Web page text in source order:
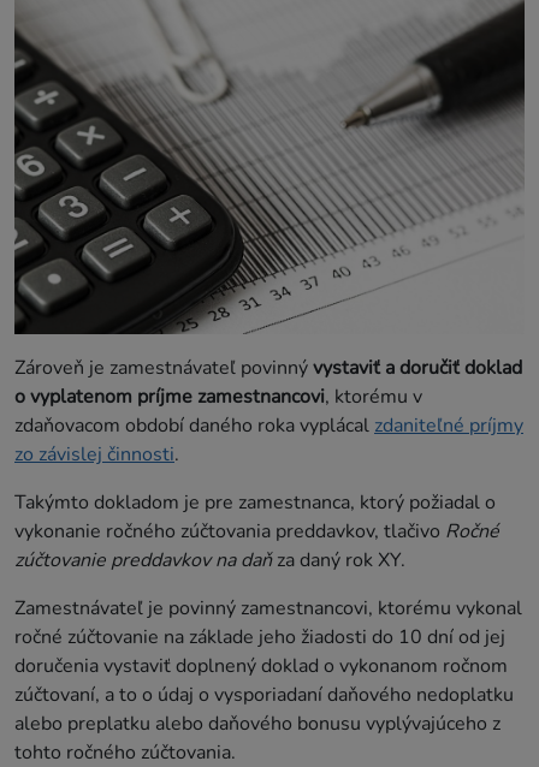
Zároveň je zamestnávateľ povinnývystaviť a doručiť doklad
o vyplatenom príjme zamestnancovi, ktorému v
zdaňovacom období daného roka vyplácal zdaniteľné príjmy
zo závislej činnosti.
Takýmto dokladom je pre zamestnanca, ktorý požiadal o
vykonanie ročného zúčtovania preddavkov, tlačivo Ročné
zúčtovanie preddavkov na daňza daný rok XY.
Zamestnávateľ je povinný zamestnancovi, ktorému vykonal
ročné zúčtovanie na základe jeho žiadosti do 10 dní od jej
doručenia vystaviť doplnený doklad o vykonanom ročnom
zúčtovaní, a to o údaj o vysporiadaní daňového nedoplatku
alebo preplatku alebo daňového bonusu vyplývajúceho z
tohto ročného zúčtovania.